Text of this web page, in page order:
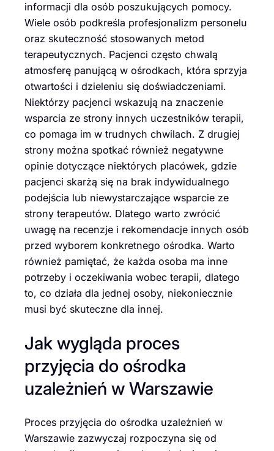
informacji dla osób poszukujących pomocy.
Wiele osób podkreśla profesjonalizm personelu
oraz skuteczność stosowanych metod
terapeutycznych. Pacjenci często chwalą
atmosferę panującą w ośrodkach, która sprzyja
otwartości i dzieleniu się doświadczeniami.
Niektórzy pacjenci wskazują na znaczenie
wsparcia ze strony innych uczestników terapii,
co pomaga im w trudnych chwilach. Z drugiej
strony można spotkać również negatywne
opinie dotyczące niektórych placówek, gdzie
pacjenci skarżą się na brak indywidualnego
podejścia lub niewystarczające wsparcie ze
strony terapeutów. Dlatego warto zwrócić
uwagę na recenzje i rekomendacje innych osób
przed wyborem konkretnego ośrodka. Warto
również pamiętać, że każda osoba ma inne
potrzeby i oczekiwania wobec terapii, dlatego
to, co działa dla jednej osoby, niekoniecznie
musi być skuteczne dla innej.
Jak wygląda proces
przyjęcia do ośrodka
uzależnień w Warszawie
Proces przyjęcia do ośrodka uzależnień w
Warszawie zazwyczaj rozpoczyna się od